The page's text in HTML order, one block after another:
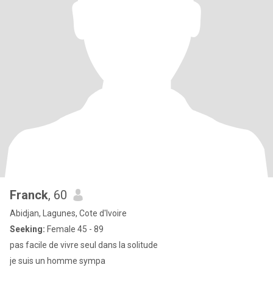
Franck, 60
Abidjan, Lagunes, Cote d'Ivoire
Seeking: Female 45 - 89
pas facile de vivre seul dans la solitude
je suis un homme sympa